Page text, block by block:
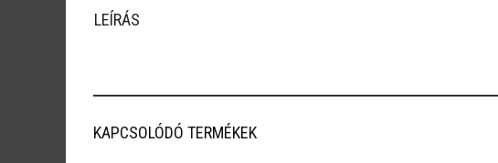
LEÍRÁS
KAPCSOLÓDÓ TERMÉKEK